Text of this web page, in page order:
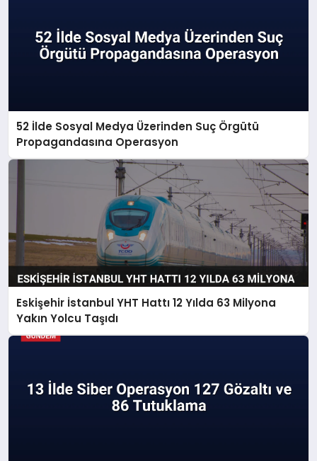
52 İlde Sosyal Medya Üzerinden Suç Örgütü
Propagandasına Operasyon
Eskişehir İstanbul YHT Hattı 12 Yılda 63 Milyona
Yakın Yolcu Taşıdı